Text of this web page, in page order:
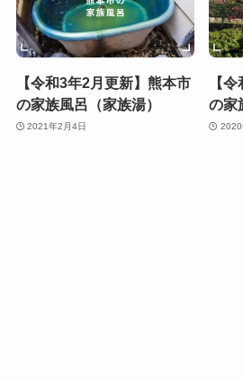
【令和3年2月更新】熊本市
の家族風呂（家族湯）
2021年2月4日
【
の家
2020